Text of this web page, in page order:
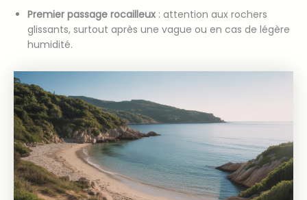
Premier passage rocailleux : attention aux rochers
glissants, surtout après une vague ou en cas de légère
humidité.